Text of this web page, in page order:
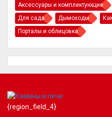
Аксессуары и комплектующие
Для сада
Дымоходы
Порталы и облицовка
{region_field_4}